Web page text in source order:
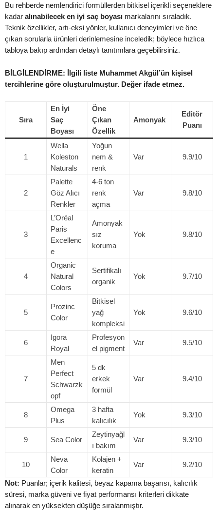
Bu rehberde nemlendirici formüllerden bitkisel içerikli seçeneklere
kadar alınabilecek en iyi saç boyası markalarını sıraladık.
Teknik özellikler, artı-eksi yönler, kullanıcı deneyimleri ve öne
çıkan sorularla ürünleri derinlemesine inceledik; böylece hızlıca
tabloya bakıp ardından detaylı tanıtımlara geçebilirsiniz.
BİLGİLENDİRME: İlgili liste Muhammet Akgül’ün kişisel
tercihlerine göre oluşturulmuştur. Değer ifade etmez.
Sıra
En İyi
Saç
Boyası
Öne
Çıkan
Özellik
Amonyak
Editör
Puanı
1
Wella
Koleston
Naturals
Yoğun
nem &
renk
Var 9.9/10
2
Palette
Göz Alıcı
Renkler
4-6 ton
renk
açma
Var 9.8/10
3
L’Oréal
Paris
Excellenc
e
Amonyak
sız
koruma
Yok 9.8/10
4
Organic
Natural
Colors
Sertifikalı
organik
Yok 9.7/10
5
Prozinc
Color
Bitkisel
yağ
kompleksi
Yok 9.6/10
6
Igora
Royal
Profesyon
el pigment
Var 9.5/10
7
Men
Perfect
Schwarzk
opf
5 dk
erkek
formül
Var 9.4/10
8
Omega
Plus
3 hafta
kalıcılık
Yok 9.3/10
9 Sea Color
Zeytinyağl
ı bakım
Var 9.3/10
10
Neva
Color
Kolajen +
keratin
Var 9.2/10
Not: Puanlar; içerik kalitesi, beyaz kapama başarısı, kalıcılık
süresi, marka güveni ve fiyat performansı kriterleri dikkate
alınarak en yüksekten düşüğe sıralanmıştır.